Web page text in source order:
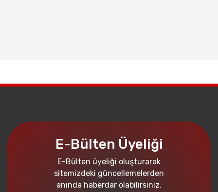
E-Bülten Üyeliği
E-Bülten üyeliği oluşturarak
sitemizdeki güncellemelerden
anında haberdar olabilirsiniz.